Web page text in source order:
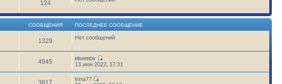
124
СООБЩЕНИЯ ПОСЛЕДНЕЕ СООБЩЕНИЕ
1329 Нет сообщений
4945
elsemov
13 июн 2022, 17:31
3817
Irina77